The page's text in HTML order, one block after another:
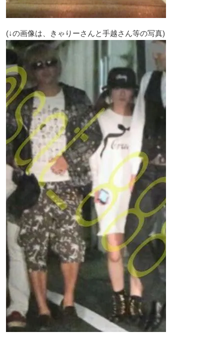
(↓の画像は、きゃりーさんと手越さん等の写真)